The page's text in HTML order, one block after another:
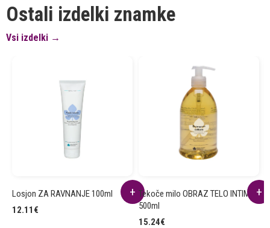
Ostali izdelki znamke
Vsi izdelki →
Losjon ZA RAVNANJE 100ml
12.11 €
Tekoče milo OBRAZ TELO INTIMA
500ml
15.24€